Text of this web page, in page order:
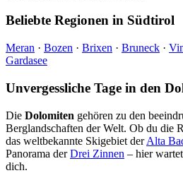
Beliebte Regionen in Südtirol
Meran · Bozen · Brixen · Bruneck ·
Gardasee
Unvergessliche Tage in den
Die Dolomiten gehören zu den
Berglandschaften der Welt. Ob du die
das weltbekannte Skigebiet derAlta
Panorama derDrei Zinnen – hier
dich.